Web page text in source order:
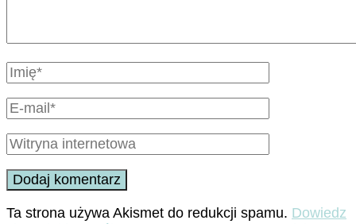
Ta strona używa Akismet do redukcji spamu. Dowiedz